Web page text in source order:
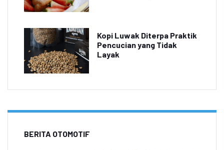
Kopi Luwak Diterpa Praktik
Pencucian yang Tidak
Layak
BERITA OTOMOTIF